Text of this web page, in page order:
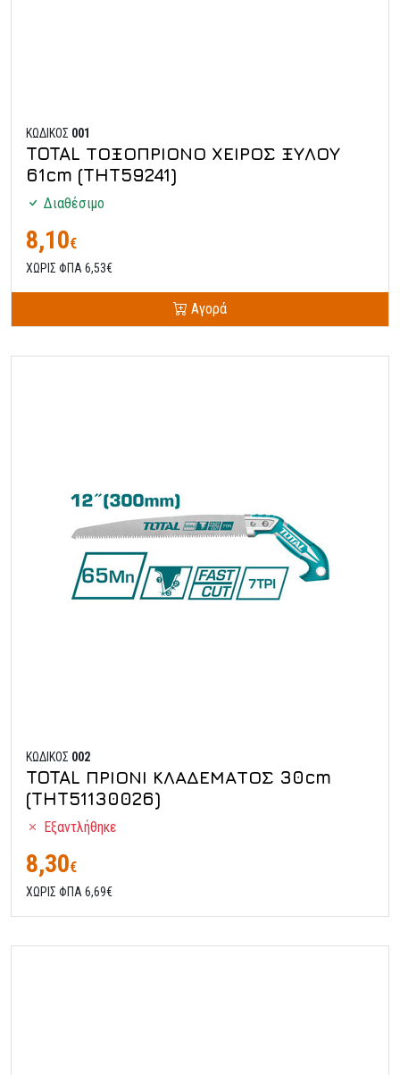
ΚΩΔΙΚΟΣ 001
TOTAL ΤΟΞΟΠΡΙΟΝΟ ΧΕΙΡΟΣ ΞΥΛΟΥ
61cm (THT59241)
Διαθέσιμο
8,10€
ΧΩΡΙΣ ΦΠΑ 6,53€
Αγορά
ΚΩΔΙΚΟΣ 002
TOTAL ΠΡΙΟΝΙ ΚΛΑΔΕΜΑΤΟΣ 30cm
(THT51130026)
Εξαντλήθηκε
8,30€
ΧΩΡΙΣ ΦΠΑ 6,69€